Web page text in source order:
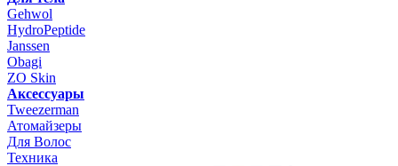
Gehwol
HydroPeptide
Janssen
Obagi
ZO Skin
Aксессуары
Tweezerman
Атомайзеры
Для Волос
Техника